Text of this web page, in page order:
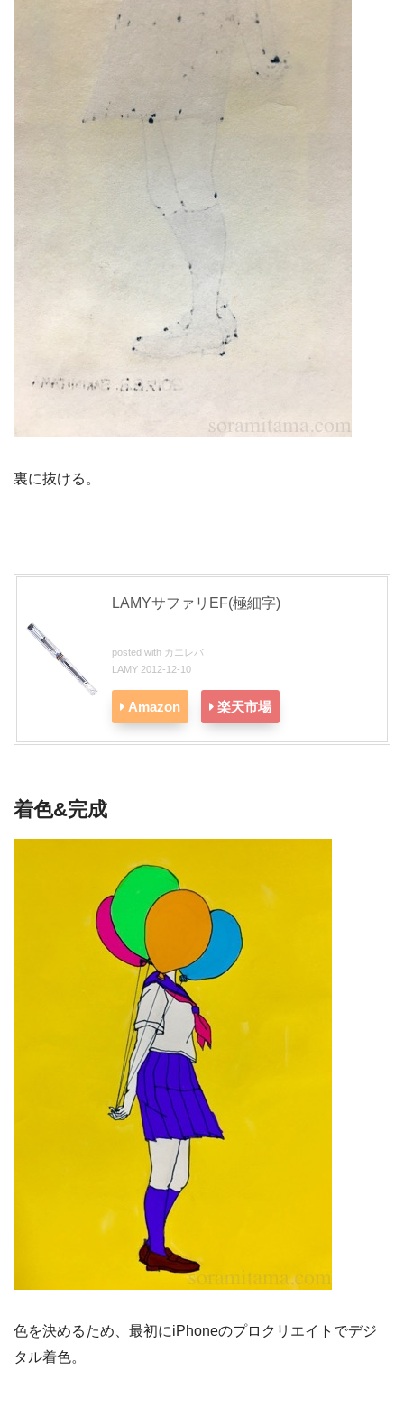
裏に抜ける。
LAMYサファリEF(極細字)
posted with カエレバ
LAMY 2012-12-10
Amazon 楽天市場
着色&完成
色を決めるため、最初にiPhoneのプロクリエイトでデジ
タル着色。